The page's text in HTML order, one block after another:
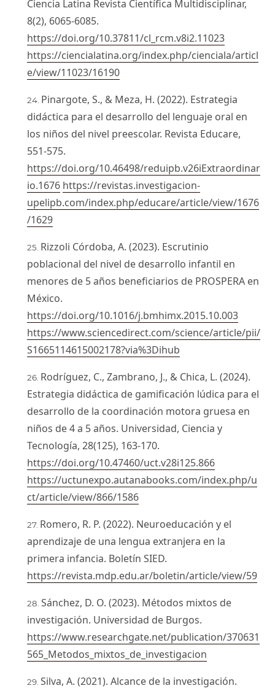
Ciencia Latina Revista Científica Multidisciplinar,
8(2), 6065-6085.
https://doi.org/10.37811/cl_rcm.v8i2.11023
https://ciencialatina.org/index.php/cienciala/articl
e/view/11023/16190
Pinargote, S., & Meza, H. (2022). Estrategia
didáctica para el desarrollo del lenguaje oral en
los niños del nivel preescolar. Revista Educare,
551-575.
https://doi.org/10.46498/reduipb.v26iExtraordinar
io.1676 https://revistas.investigacion-
upelipb.com/index.php/educare/article/view/1676
/1629
Rizzoli Córdoba, A. (2023). Escrutinio
poblacional del nivel de desarrollo infantil en
menores de 5 años beneficiarios de PROSPERA en
México.
https://doi.org/10.1016/j.bmhimx.2015.10.003
https://www.sciencedirect.com/science/article/pii/
S1665114615002178?via%3Dihub
Rodríguez, C., Zambrano, J., & Chica, L. (2024).
Estrategia didáctica de gamificación lúdica para el
desarrollo de la coordinación motora gruesa en
niños de 4 a 5 años. Universidad, Ciencia y
Tecnología, 28(125), 163-170.
https://doi.org/10.47460/uct.v28i125.866
https://uctunexpo.autanabooks.com/index.php/u
ct/article/view/866/1586
Romero, R. P. (2022). Neuroeducación y el
aprendizaje de una lengua extranjera en la
primera infancia. Boletín SIED.
https://revista.mdp.edu.ar/boletin/article/view/59
Sánchez, D. O. (2023). Métodos mixtos de
investigación. Universidad de Burgos.
https://www.researchgate.net/publication/370631
565_Metodos_mixtos_de_investigacion
Silva, A. (2021). Alcance de la investigación.